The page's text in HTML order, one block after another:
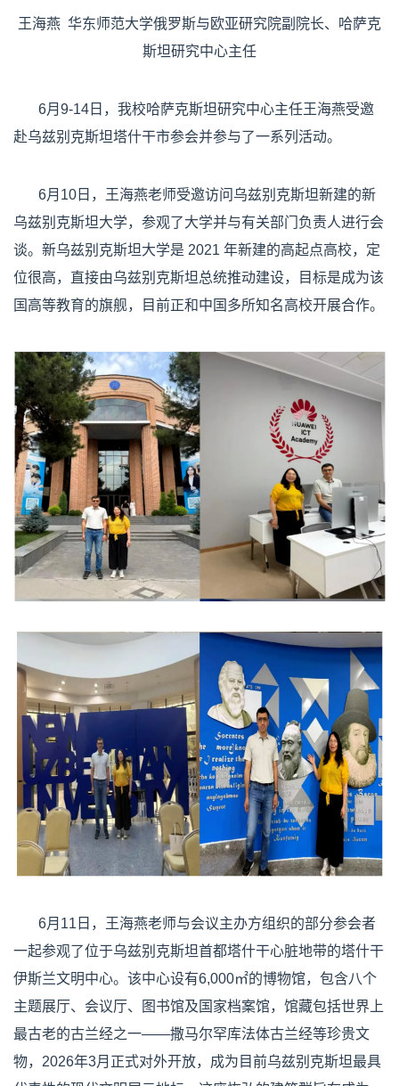
王海燕 华东师范大学俄罗斯与欧亚研究院副院长、哈萨克
斯坦研究中心主任
6月9-14日，我校哈萨克斯坦研究中心主任王海燕受邀
赴乌兹别克斯坦塔什干市参会并参与了一系列活动。
6月10日，王海燕老师受邀访问乌兹别克斯坦新建的新
乌兹别克斯坦大学，参观了大学并与有关部门负责人进行会
谈。新乌兹别克斯坦大学是 2021 年新建的高起点高校，定
位很高，直接由乌兹别克斯坦总统推动建设，目标是成为该
国高等教育的旗舰，目前正和中国多所知名高校开展合作。
6月11日，王海燕老师与会议主办方组织的部分参会者
一起参观了位于乌兹别克斯坦首都塔什干心脏地带的塔什干
伊斯兰文明中心。该中心设有6,000㎡的博物馆，包含八个
主题展厅、会议厅、图书馆及国家档案馆，馆藏包括世界上
最古老的古兰经之一——撒马尔罕库法体古兰经等珍贵文
物，2026年3月正式对外开放，成为目前乌兹别克斯坦最具